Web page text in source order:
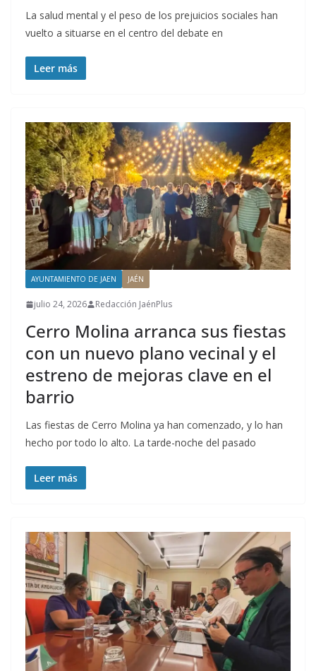
La salud mental y el peso de los prejuicios sociales han
vuelto a situarse en el centro del debate en
Leer más
AYUNTAMIENTO DE JAEN JAÉN
julio 24, 2026 Redacción JaénPlus
Cerro Molina arranca sus fiestas
con un nuevo plano vecinal y el
estreno de mejoras clave en el
barrio
Las fiestas de Cerro Molina ya han comenzado, y lo han
hecho por todo lo alto. La tarde-noche del pasado
Leer más